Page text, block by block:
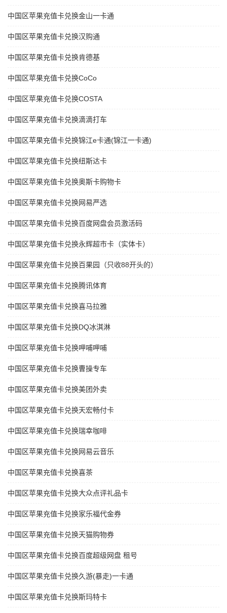
中国区苹果充值卡兑换金山一卡通
中国区苹果充值卡兑换汉购通
中国区苹果充值卡兑换肯德基
中国区苹果充值卡兑换CoCo
中国区苹果充值卡兑换COSTA
中国区苹果充值卡兑换滴滴打车
中国区苹果充值卡兑换锦江e卡通(锦江一卡通)
中国区苹果充值卡兑换纽斯达卡
中国区苹果充值卡兑换奥斯卡购物卡
中国区苹果充值卡兑换网易严选
中国区苹果充值卡兑换百度网盘会员激活码
中国区苹果充值卡兑换永辉超市卡（实体卡）
中国区苹果充值卡兑换百果园（只收88开头的）
中国区苹果充值卡兑换腾讯体育
中国区苹果充值卡兑换喜马拉雅
中国区苹果充值卡兑换DQ冰淇淋
中国区苹果充值卡兑换呷哺呷哺
中国区苹果充值卡兑换曹操专车
中国区苹果充值卡兑换美团外卖
中国区苹果充值卡兑换天宏畅付卡
中国区苹果充值卡兑换瑞幸咖啡
中国区苹果充值卡兑换网易云音乐
中国区苹果充值卡兑换喜茶
中国区苹果充值卡兑换大众点评礼品卡
中国区苹果充值卡兑换家乐福代金券
中国区苹果充值卡兑换天猫购物券
中国区苹果充值卡兑换百度超级网盘 租号
中国区苹果充值卡兑换久游(暴走)一卡通
中国区苹果充值卡兑换斯玛特卡